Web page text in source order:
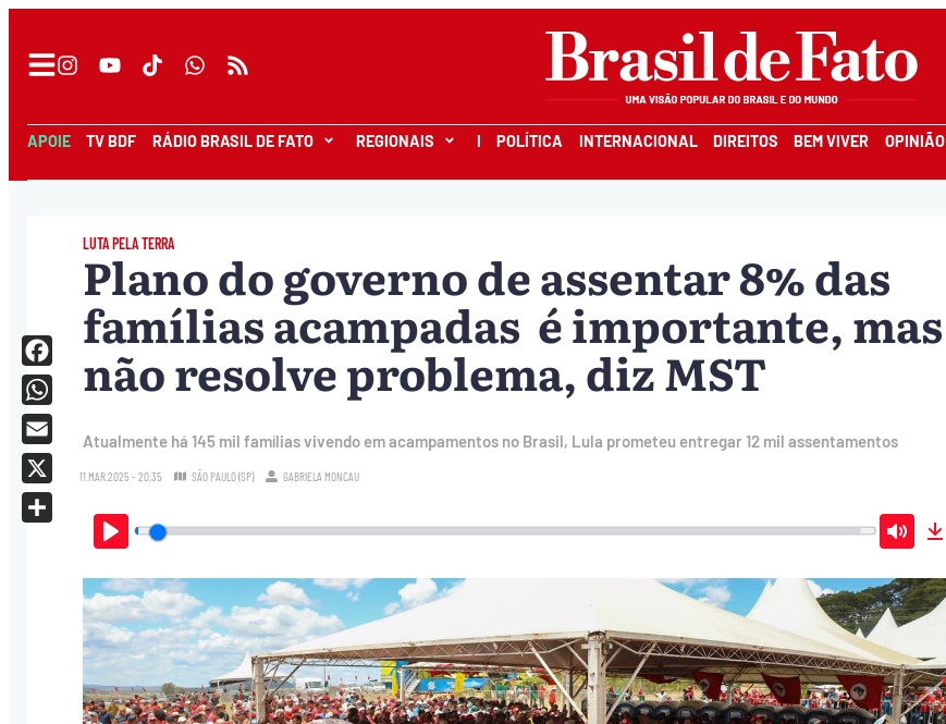
APOIE TV BDF RÁDIO BRASIL DE FATO REGIONAIS I POLÍTICA INTERNACIONAL DIREITOS BEM VIVER OPINIÃO
LUTA PELA TERRA
Plano do governo de assentar 8% das
famílias acampadas é importante, mas
não resolve problema, diz MST
Atualmente há 145 mil famílias vivendo em acampamentos no Brasil, Lula prometeu entregar 12 mil assentamentos
11.MAR.2025 - 20:35 SÃO PAULO (SP) GABRIELA MONCAU
Play Mute
Facebook
WhatsApp
Email
X